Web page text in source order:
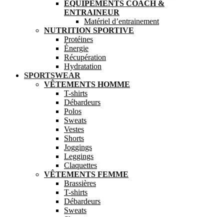
ÉQUIPEMENTS COACH &
ENTRAINEUR
Matériel d’entrainement
NUTRITION SPORTIVE
Protéines
Énergie
Récupération
Hydratation
SPORTSWEAR
VÊTEMENTS HOMME
T-shirts
Débardeurs
Polos
Sweats
Vestes
Shorts
Joggings
Leggings
Claquettes
VÊTEMENTS FEMME
Brassières
T-shirts
Débardeurs
Sweats